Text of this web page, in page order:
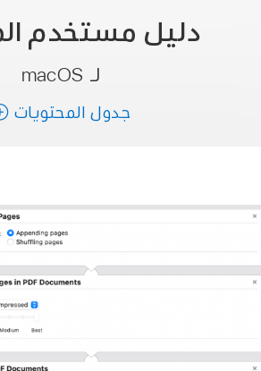
دليل مستخدم
لـ macOS
جدول المحتويات